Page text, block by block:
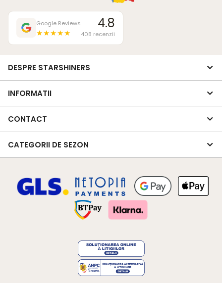
Google Reviews
★★★★★
4.8
408 recenzii
DESPRE STARSHINERS
INFORMATII
CONTACT
CATEGORII DE SEZON